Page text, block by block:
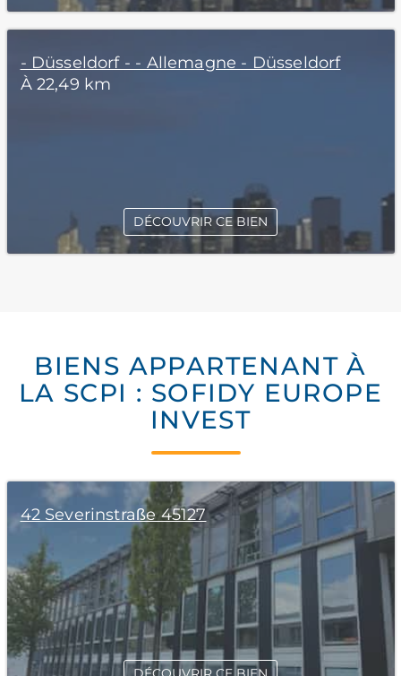
- Düsseldorf - - Allemagne - Düsseldorf
À 22,49 km
DÉCOUVRIR CE BIEN
BIENS APPARTENANT À
LA SCPI : SOFIDY EUROPE
INVEST
42 Severinstraße 45127